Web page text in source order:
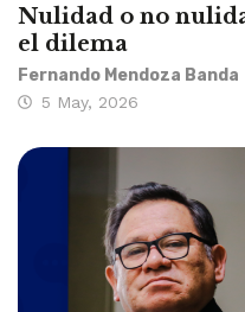
Nulidad o no
el dilema
Fernando Mendoza Banda
5 May, 2026